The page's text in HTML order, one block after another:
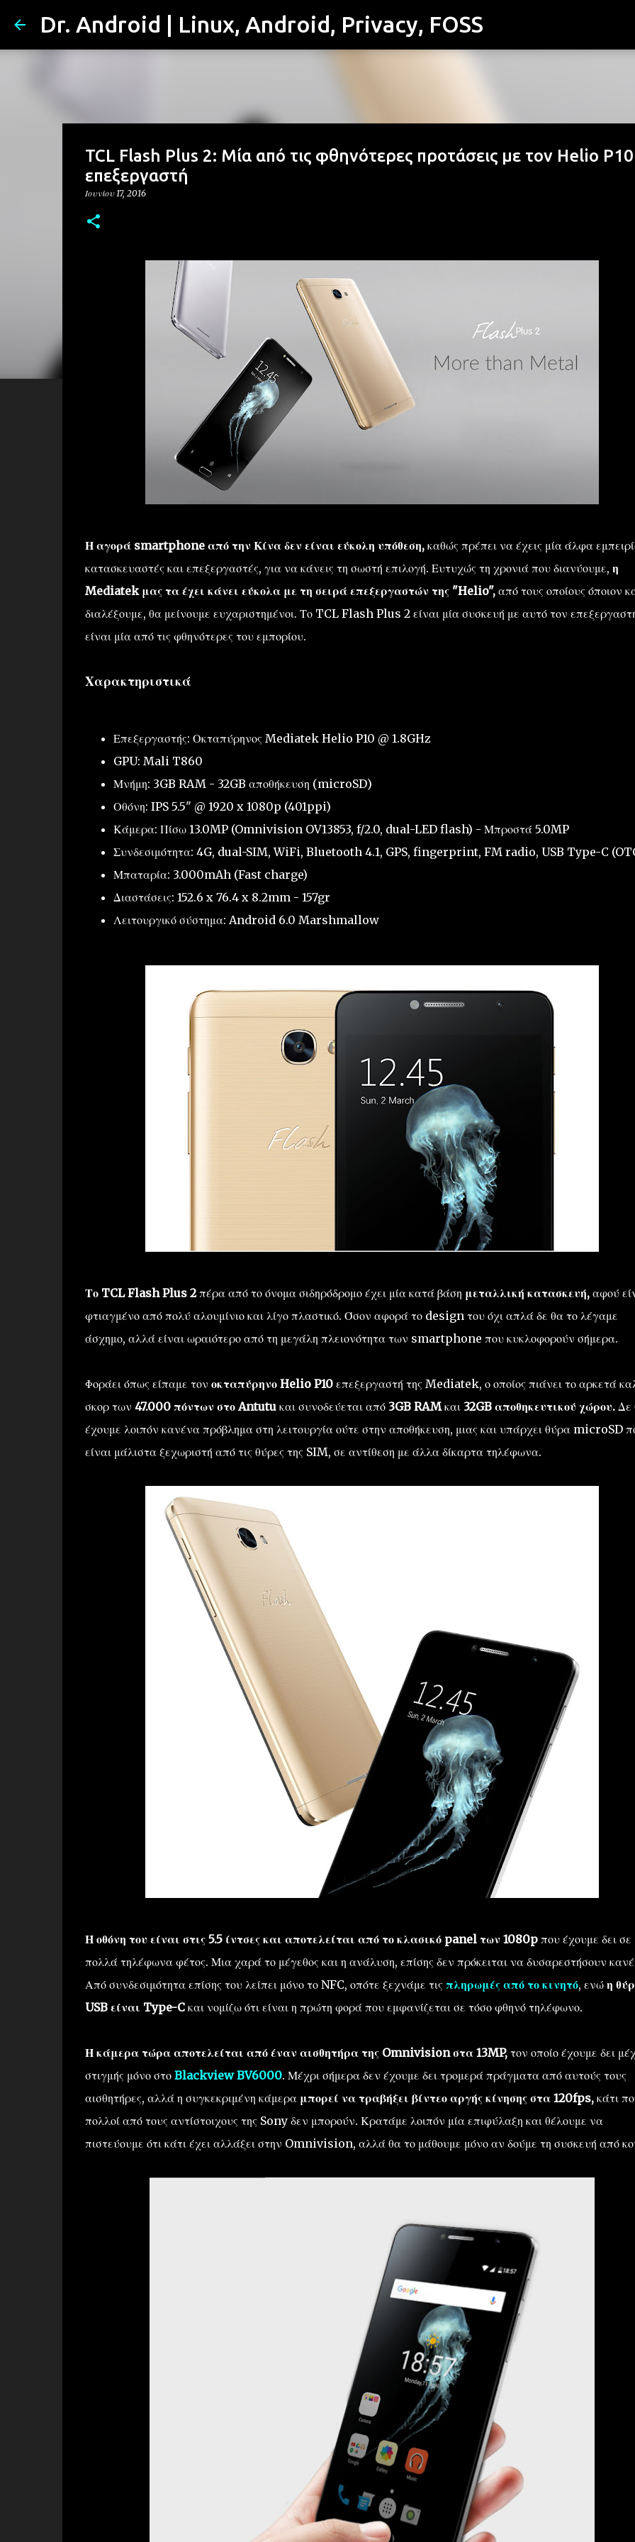
Μετάβαση στο κύριο περιεχόμενο
Dr. Android | Linux, Android, Privacy, FOSS
TCL Flash Plus 2: Μία από τις φθηνότερες προτάσεις με τον Helio P10
επεξεργαστή
Ιουνίου 17, 2016
Η αγορά smartphone από την Κίνα δεν είναι εύκολη υπόθεση, καθώς πρέπει να έχεις μία άλφα
κατασκευαστές και επεξεργαστές, για να κάνεις τη σωστή επιλογή. Ευτυχώς τη χρονιά που διανύουμε, η
Mediatek μας τα έχει κάνει εύκολα με τη σειρά επεξεργαστών της "Helio",από τους οποίους όποιον
διαλέξουμε, θα μείνουμε ευχαριστημένοι. Το TCL Flash Plus 2 είναι μία συσκευή με αυτό τον
είναι μία από τις φθηνότερες του εμπορίου.
Χαρακτηριστικά
Επεξεργαστής: Οκταπύρηνος Mediatek Helio P10 @ 1.8GHz
GPU: Mali T860
Μνήμη: 3GB RAM - 32GB αποθήκευση (microSD)
Οθόνη: IPS 5.5" @ 1920 x 1080p (401ppi)
Κάμερα: Πίσω 13.0MP (Omnivision OV13853, f/2.0, dual-LED flash) - Μπροστά 5.0MP
Συνδεσιμότητα: 4G, dual-SIM, WiFi, Bluetooth 4.1, GPS, fingerprint, FM radio, USB Type-C
Μπαταρία: 3.000mAh (Fast charge)
Διαστάσεις: 152.6 x 76.4 x 8.2mm - 157gr
Λειτουργικό σύστημα: Android 6.0 Marshmallow
Το TCL Flash Plus 2πέρα από το όνομα σιδηρόδρομο έχει μία κατά βάση μεταλλική κατασκευή, αφού
φτιαγμένο από πολύ αλουμίνιο και λίγο πλαστικό. Όσον αφορά το design του όχι απλά δε θα το λέγαμε
άσχημο, αλλά είναι ωραιότερο από τη μεγάλη πλειονότητα των smartphone που κυκλοφορούν σήμερα.
Φοράει όπως είπαμε τον οκταπύρηνο Helio P10 επεξεργαστή της Mediatek, ο οποίος πιάνει το αρκετά
σκορ των 47.000 πόντων στο Antutu και συνοδεύεται από 3GB RAMκαι 32GB αποθηκευτικού χώρου. Δε
έχουμε λοιπόν κανένα πρόβλημα στη λειτουργία ούτε στην αποθήκευση, μιας και υπάρχει θύρα microSD
είναι μάλιστα ξεχωριστή από τις θύρες της SIM, σε αντίθεση με άλλα δίκαρτα τηλέφωνα.
Η οθόνη του είναι στις 5.5 ίντσες και αποτελείται από το κλασικό panel των 1080p που έχουμε δει σε
πολλά τηλέφωνα φέτος. Μια χαρά το μέγεθος και η ανάλυση, επίσης δεν πρόκειται να δυσαρεστήσουν
Από συνδεσιμότητα επίσης του λείπει μόνο το NFC, οπότε ξεχνάμε τις πληρωμές από το κινητό, ενώ η
USB είναι Type-Cκαι νομίζω ότι είναι η πρώτη φορά που εμφανίζεται σε τόσο φθηνό τηλέφωνο.
Η κάμερα τώρα αποτελείται από έναν αισθητήρα της Omnivision στα 13MP, τον οποίο έχουμε δει
στιγμής μόνο στο Blackview BV6000. Μέχρι σήμερα δεν έχουμε δει τρομερά πράγματα από αυτούς τους
αισθητήρες, αλλά η συγκεκριμένη κάμερα μπορεί να τραβήξει βίντεο αργής κίνησης στα 120fps, κάτι
πολλοί από τους αντίστοιχους της Sony δεν μπορούν. Κρατάμε λοιπόν μία επιφύλαξη και θέλουμε να
πιστεύουμε ότι κάτι έχει αλλάξει στην Omnivision, αλλά θα το μάθουμε μόνο αν δούμε τη συσκευή από